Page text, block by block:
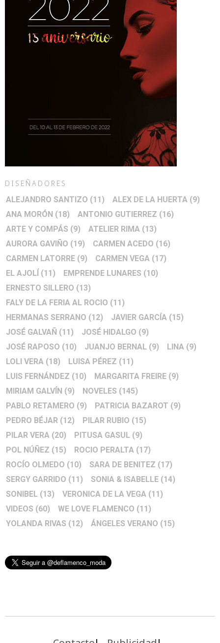
DISEÑADORES
ALEJANDRO SANTIZO (11) ALEX DE LA HUERTA (9)
ANA MORÓN (18) ANTONIO GUTIERREZ (16)
ARTE Y COMPÁS (9) ATELIER RIMA (13)
AURORA GAVIÑO (19) CARMEN ACEDO (16)
CARMEN LATORRE (9) CARMEN VEGA (17)
EL AJOLÍ (11) EMPRENDE LUNARES (10)
ERNESTO SILLERO (13)
FALY DE LA FERIA AL ROCIO (11)
HERMANAS SERRANO (12) JAVIER GARCÍA (15)
JOSÉ GALVAÑ (11) JOSÉ HIDALGO (9)
JOSÉ RAPOSO (10) JUANJO BERNAL (9) LINA (9)
LOLI VERA (18) LUISA PÉREZ (11)
LUIS FERNÁNDEZ (10) MARGARITA FREIRE (9)
MIRIAM GALVÍN (9) NOVELES (145)
PABLO RETAMERO (9) PATRICIA BAZAROT (9)
PEDRO BÉJAR (12) PILAR RUBIO (15)
PILAR VERA (20) PITUSA GASUL (9)
POL NÚÑEZ (15) ROCIO PERALTA (17)
ROCÍO OLMEDO (10) SARA DE BENITEZ (17)
SERGY GARRIDO (11) SONIA & ISABELLE (14)
SONIBEL (13) VERONICA DE LA VEGA (11)
VIDEOS (60) WE LOVE FLAMENCO (11)
YOLANDA RIVAS (12) ÁNGELES VERANO (15)